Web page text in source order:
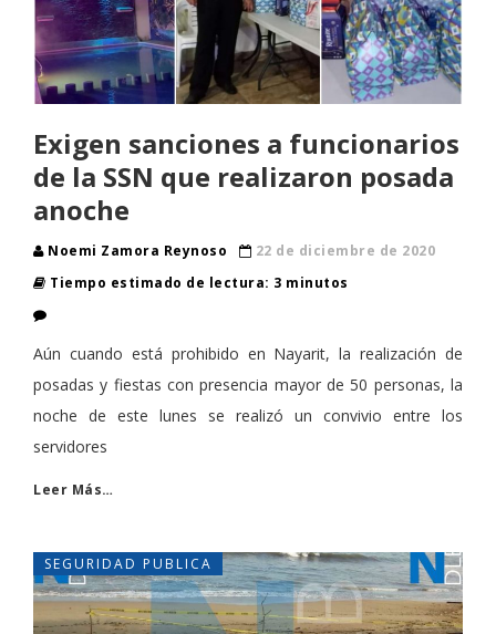
Exigen sanciones a funcionarios
de la SSN que realizaron posada
anoche
Noemi Zamora Reynoso
22 de diciembre de 2020
Tiempo estimado de lectura: 3 minutos
Aún cuando está prohibido en Nayarit, la realización de
posadas y fiestas con presencia mayor de 50 personas, la
noche de este lunes se realizó un convivio entre los
servidores
Leer Más…
SEGURIDAD PUBLICA